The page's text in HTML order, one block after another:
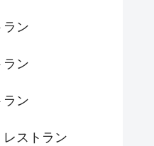
ラン
ラン
ラン
レストラン